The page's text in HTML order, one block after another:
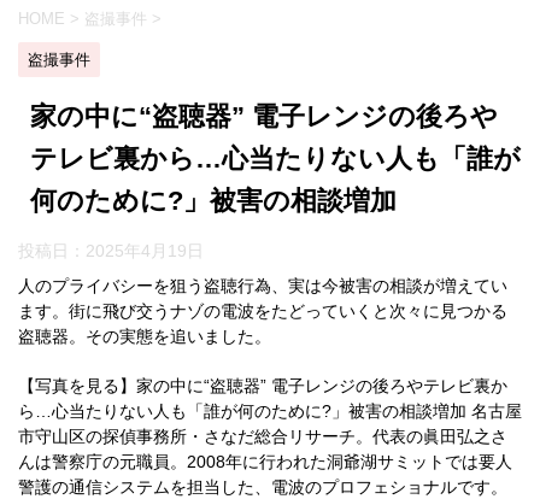
HOME > 盗撮事件 >
盗撮事件
家の中に“盗聴器” 電子レンジの後ろや
テレビ裏から…心当たりない人も「誰が
何のために?」被害の相談増加
投稿日： 2025年4月19日
人のプライバシーを狙う盗聴行為、実は今被害の相談が増えてい
ます。街に飛び交うナゾの電波をたどっていくと次々に見つかる
盗聴器。その実態を追いました。
【写真を見る】家の中に“盗聴器” 電子レンジの後ろやテレビ裏か
ら…心当たりない人も「誰が何のために?」被害の相談増加 名古屋
市守山区の探偵事務所・さなだ総合リサーチ。代表の眞田弘之さ
んは警察庁の元職員。2008年に行われた洞爺湖サミットでは要人
警護の通信システムを担当した、電波のプロフェショナルです。